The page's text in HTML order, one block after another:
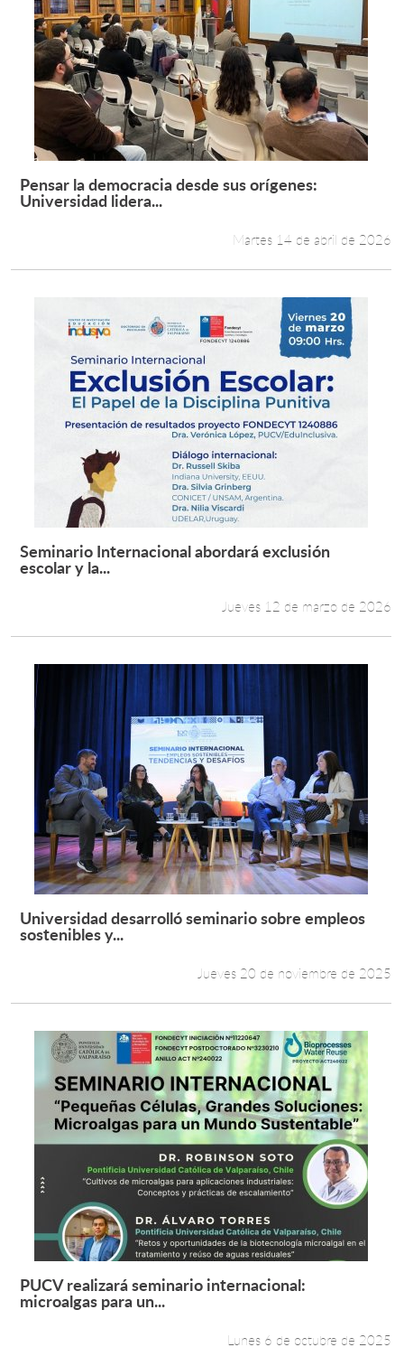
Leer más +
Pensar la democracia desde sus orígenes:
Universidad lidera...
Martes 14 de abril de 2026
Leer más +
Seminario Internacional abordará exclusión
escolar y la...
Jueves 12 de marzo de 2026
Leer más +
Universidad desarrolló seminario sobre empleos
sostenibles y...
Jueves 20 de noviembre de 2025
Leer más +
PUCV realizará seminario internacional:
microalgas para un...
Lunes 6 de octubre de 2025